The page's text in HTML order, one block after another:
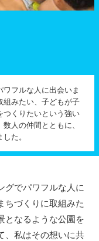
フルな人に出会いま
組みたい、子どもが子
つくりたいという強い
人の仲間とともに、
た。
グでパワフルな人に
ちづくりに取組みた
となるような公園を
、私はその想いに共